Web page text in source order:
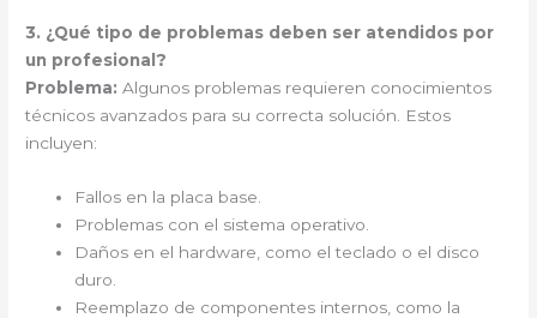
3. ¿Qué tipo de problemas deben ser atendidos por
un profesional?
Problema: Algunos problemas requieren conocimientos
técnicos avanzados para su correcta solución. Estos
incluyen:
Fallos en la placa base.
Problemas con el sistema operativo.
Daños en el hardware, como el teclado o el disco
duro.
Reemplazo de componentes internos, como la